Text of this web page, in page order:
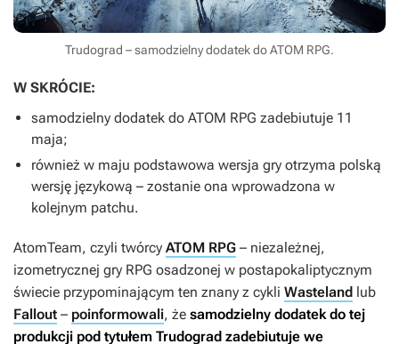
Trudograd – samodzielny dodatek do ATOM RPG.
W SKRÓCIE:
samodzielny dodatek do ATOM RPG zadebiutuje 11
maja;
również w maju podstawowa wersja gry otrzyma polską
wersję językową – zostanie ona wprowadzona w
kolejnym patchu.
AtomTeam, czyli twórcy ATOM RPG – niezależnej,
izometrycznej gry RPG osadzonej w postapokaliptycznym
świecie przypominającym ten znany z cykli Wasteland lub
Fallout – poinformowali, że samodzielny dodatek do tej
produkcji pod tytułem Trudograd zadebiutuje we